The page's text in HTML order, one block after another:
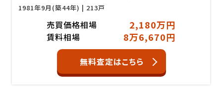
1981年9月(築44年) | 213戸
売買価格相場 2,180万円
賃料相場 8万6,670円
無料査定はこちら